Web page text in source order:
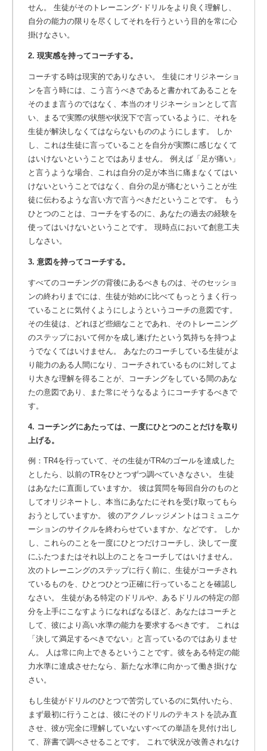
せん。 生徒がそのトレーニング･ドリルをより良く理解し、
自分の能力の限りを尽くしてそれを行うという目的を常に心
掛けなさい。
2. 現実感を持ってコーチする。
コーチする時は現実的でありなさい。 生徒にオリジネーショ
ンを言う時には、こう言うべきであると書かれてあることを
そのまま言うのではなく、本当のオリジネーションとして言
い、まるで実際の状態や状況下で言っているように、それを
生徒が解決しなくてはならないもののようにします。 しか
し、これは生徒に言っていることを自分が実際に感じなくて
はいけないということではありません。 例えば「足が痛い」
と言うような場合、これは自分の足が本当に痛まなくてはい
けないということではなく、自分の足が痛むということが生
徒に伝わるような言い方で言うべきだということです。 もう
ひとつのことは、コーチをするのに、あなたの過去の経験を
使ってはいけないということです。 現時点において創意工夫
しなさい。
3. 意図を持ってコーチする。
すべてのコーチングの背後にあるべきものは、そのセッショ
ンの終わりまでには、生徒が始めに比べてもっとうまく行っ
ていることに気付くようにしようというコーチの意図です。
その生徒は、どれほど些細なことであれ、そのトレーニング
のステップにおいて何かを成し遂げたという気持ちを持つよ
うでなくてはいけません。 あなたのコーチしている生徒がよ
り能力のある人間になり、コーチされているものに対してよ
り大きな理解を得ることが、コーチングをしている間のあな
たの意図であり、また常にそうなるようにコーチするべきで
す。
4. コーチングにあたっては、一度にひとつのことだけを取り
上げる。
例：TR4を行っていて、その生徒がTR4のゴールを達成した
としたら、以前のTRをひとつずつ調べていきなさい。 生徒
はあなたに直面していますか。 彼は質問を毎回自分のものと
してオリジネートし、本当にあなたにそれを受け取ってもら
おうとしていますか。 彼のアクノレッジメントはコミュニケ
ーションのサイクルを終わらせていますか、などです。 しか
し、これらのことを一度にひとつだけコーチし、決して一度
にふたつまたはそれ以上のことをコーチしてはいけません。
次のトレーニングのステップに行く前に、生徒がコーチされ
ているものを、ひとつひとつ正確に行っていることを確認し
なさい。 生徒がある特定のドリルや、あるドリルの特定の部
分を上手にこなすようになればなるほど、あなたはコーチと
して、彼により高い水準の能力を要求するべきです。 これは
「決して満足するべきでない」と言っているのではありませ
ん。 人は常に向上できるということです。彼をある特定の能
力水準に達成させたなら、新たな水準に向かって働き掛けな
さい。
もし生徒がドリルのひとつで苦労しているのに気付いたら、
まず最初に行うことは、彼にそのドリルのテキストを読み直
させ、彼が完全に理解していないすべての単語を見付け出し
て、辞書で調べさせることです。 これで状況が改善されなけ